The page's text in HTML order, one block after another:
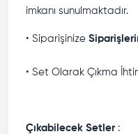
imkanı sunulmaktadır.
• Siparişinize
• Set Olarak Çıkma
Çıkabilecek Setler :